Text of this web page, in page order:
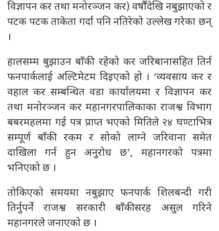
विज्ञापन कर तथा मनोरञ्जन कर) वर्षौंदेखि नबुझाएको र
पटक पटक ताकेता गर्दा पनि नतिरेको उल्लेख गरेका छन्
।
हालसम्म बुझाउन बाँकी रहेको कर जरिबानासहित तिर्न
फनपार्कलाई अल्टिमेटम दिइएको हो । ‘व्यवसाय कर र
वहाल कर सम्बन्धित वडा कार्यालयमा र विज्ञापन कर
तथा मनोरञ्जन कर महानगरपालिकाका राजश्व विभाग
बबरमहलमा गई पत्र प्राप्त भएको मितिले २४ घण्टाभित्र
सम्पूर्ण बाँकी रकम र सोको लाग्ने जरिवाना समेत
दाखिला गर्न हुन अनुरोध छ’, महानगरको पत्रमा
भनिएको छ ।
तोकिएको समयमा नबुझाए फनपार्क शिलबन्दी गरी
तिर्नुपर्ने राजश्व सरकारी बाँकीसरह असुल गरिने
महानगरले जनाएको छ ।